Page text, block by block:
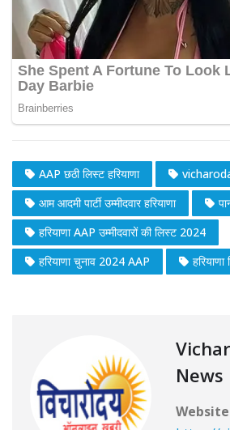
AAP छठी लिस्ट हरियाणा
आम आदमी पार्टी उम्मीदवार हरियाणा
हरियाणा AAP उम्मीदवारों की लिस्ट 2024
हरियाणा चुनाव 2024 AAP
News